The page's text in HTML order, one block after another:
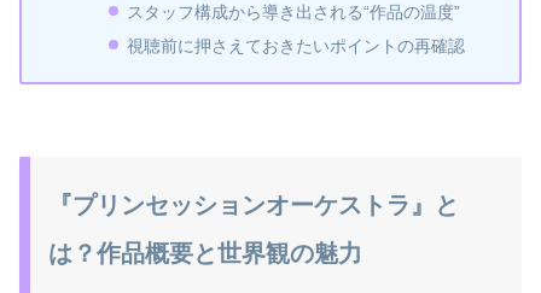
スタッフ構成から導き出される“作品の温度”
視聴前に押さえておきたいポイントの再確認
『プリンセッションオーケストラ』と
は？作品概要と世界観の魅力